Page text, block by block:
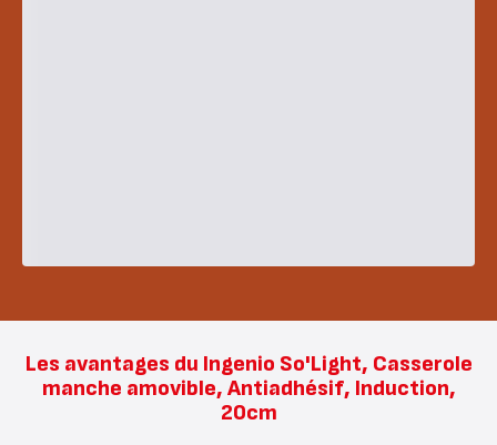
Les avantages du Ingenio So'Light, Casserole
manche amovible, Antiadhésif, Induction,
20cm